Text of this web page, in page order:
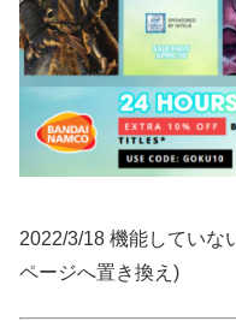
2022/3/18 機能していな
ページへ置き換え)